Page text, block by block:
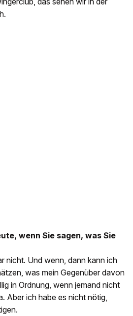
wenn Sie sagen, was Sie
nicht. Und wenn, dann kann ich
was mein Gegenüber davon
in Ordnung, wenn jemand nicht
Aber ich habe es nicht nötig,